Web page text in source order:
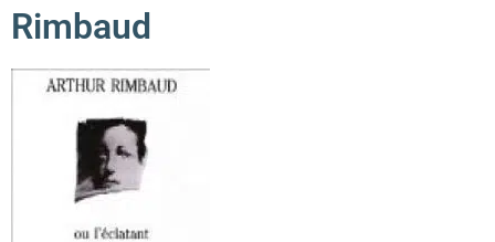
Rimbaud